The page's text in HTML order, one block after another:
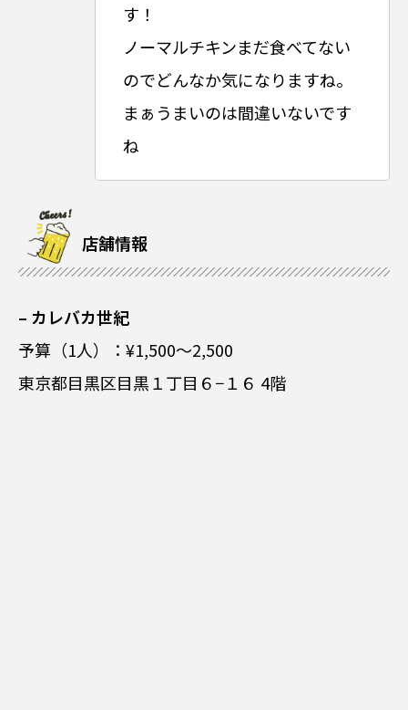
す！
ノーマルチキンまだ食べてない
のでどんなか気になりますね。
まぁうまいのは間違いないです
ね
店舗情報
– カレバカ世紀
予算（1人）：¥1,500～2,500
東京都目黒区目黒１丁目６−１６ 4階